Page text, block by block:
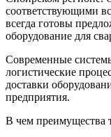
соответствующими
всегда готовы
оборудование для
Современные
логистические
доставки
предприятия.
В чем преимущества